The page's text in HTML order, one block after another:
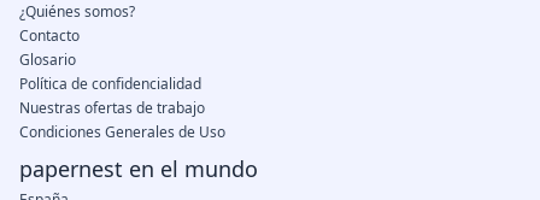
¿Quiénes somos?
Contacto
Glosario
Política de confidencialidad
Nuestras ofertas de trabajo
Condiciones Generales de Uso
papernest en el mundo